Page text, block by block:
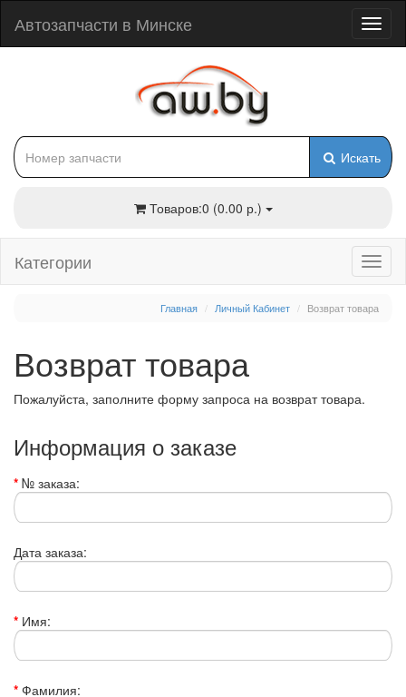
Автозапчасти в Минске
Искать
Товаров:0 (0.00 р.)
Категории
Главная Личный Кабинет Возврат товара
Возврат товара
Пожалуйста, заполните форму запроса на возврат товара.
Информация о заказе
№ заказа:
Дата заказа:
Имя:
Фамилия: